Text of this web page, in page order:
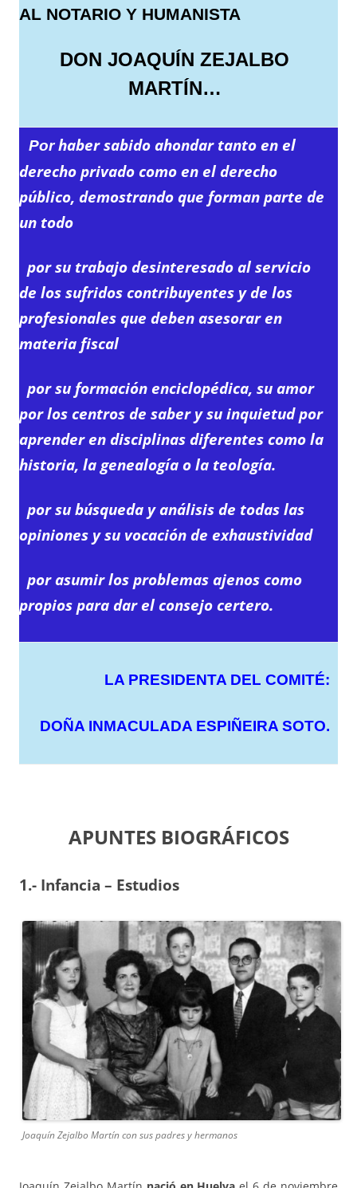
AL NOTARIO Y HUMANISTA
DON JOAQUÍN ZEJALBO
MARTÍN…
Porhaber sabido ahondar tanto en el
derecho privado como en el derecho
público, demostrando que forman parte de
un todo
por su trabajo desinteresado al servicio
de los sufridos contribuyentes y de los
profesionales que deben asesorar en
materia fiscal
por su formación enciclopédica, su amor
por los centros de saber y su inquietud por
aprender en disciplinas diferentes como la
historia, la genealogía o la teología.
por su búsqueda y análisis de todas las
opiniones y su vocación de exhaustividad
por asumir los problemas ajenos como
propios para dar el consejo certero.
LA PRESIDENTA DEL COMITÉ:
DOÑA INMACULADA ESPIÑEIRA SOTO.
APUNTES BIOGRÁFICOS
1.- Infancia – Estudios
Joaquín Zejalbo Martín con sus padres y hermanos